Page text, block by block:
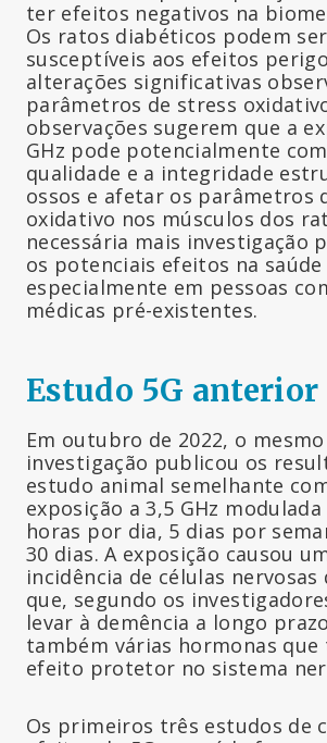
ter efeitos negativos na
Os ratos diabéticos podem
susceptíveis aos efeitos
alterações significativas
parâmetros de stress
observações sugerem que a
GHz pode potencialmente
qualidade e a integridade
ossos e afetar os parâmetros
oxidativo nos músculos dos
necessária mais investigação
os potenciais efeitos na saúde
especialmente em pessoas
médicas pré-existentes.
Estudo 5G anterior
Em outubro de 2022, o
investigação publicou os
estudo animal semelhante
exposição a 3,5 GHz modulada
horas por dia, 5 dias por
30 dias. A exposição causou
incidência de células nervosas
que, segundo os
levar à demência a longo
também várias hormonas que
efeito protetor no sistema
Os primeiros três estudos de